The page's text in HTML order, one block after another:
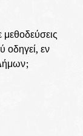
μεθοδεύσεις
οδηγεί, εν